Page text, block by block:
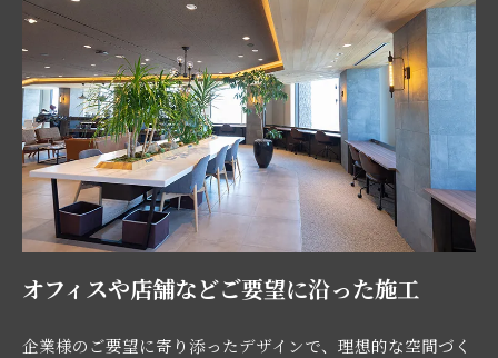
オフィスや店舗などご要望に沿った施工
企業様のご要望に寄り添ったデザインで、理想的な空間づく